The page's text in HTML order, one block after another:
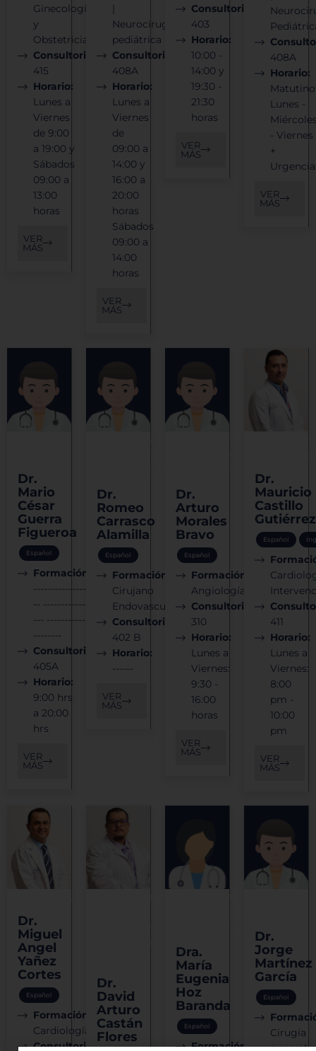
Ginecología
y
Obstetricia
Consultorio:
415
Horario:
Lunes a
Viernes
de 9:00
a 19:00 y
Sábados
09:00 a
13:00
horas
VER
MÁS
Neurocirugía
pediátrica
Consultorio:
408A
Horario:
Lunes a
Viernes
de
09:00 a
14:00 y
16:00 a
20:00
horas
Sábados
09:00 a
14:00
horas
VER
MÁS
Consultorio:
403
Horario:
10:00 -
14:00 y
19:30 -
21:30
horas
VER
MÁS
408A
Horario:
Lunes -
- Viernes
+
VER
MÁS
Dr.
Mario
César
Guerra
Figueroa
Español
Formación:
----------------
-- -------------
--- ------------
--------
Consultorio:
405A
Horario:
9:00 hrs
a 20:00
hrs
VER
MÁS
Dr.
Romeo
Carrasco
Alamilla
Español
Formación:
Cirujano
Endovascular
Consultorio:
402 B
Horario:
------
VER
MÁS
Dr.
Arturo
Morales
Bravo
Español
Formación:
Angiología
Consultorio:
310
Horario:
Lunes a
Viernes:
9:30 -
16:00
horas
VER
MÁS
Dr.
Mauricio
Castillo
Gutiérrez
Español
411
Horario:
Lunes a
Viernes:
8:00
pm -
10:00
pm
VER
MÁS
Dr.
Miguel
Angel
Yañez
Cortes
Español
Formación:
Cardiología
Consultorio:
Dr.
David
Arturo
Castán
Flores
Dra.
María
Eugenia
Hoz
Baranda
Español
Formación:
Dr.
Jorge
Martínez
García
Español
Cirugía
general